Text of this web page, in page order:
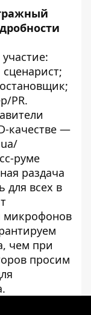
PR.
качестве —
руме
раздача
для всех в
микрофонов
чем при
просим